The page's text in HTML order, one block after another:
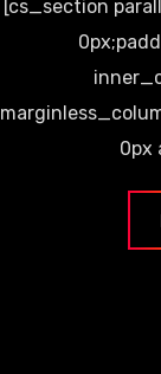
[cs_section
0px